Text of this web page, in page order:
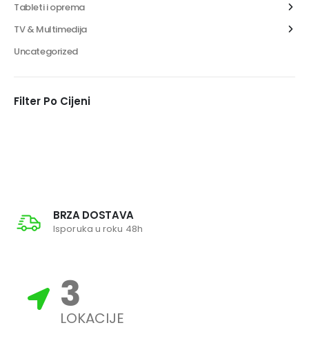
Tableti i oprema
TV & Multimedija
Uncategorized
Filter Po Cijeni
BRZA DOSTAVA
Isporuka u roku 48h
3
LOKACIJE